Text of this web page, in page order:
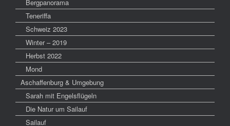
Bergpanorama
Teneriffa
Schweiz 2023
Winter – 2019
Herbst 2022
Mond
Aschaffenburg & Umgebung
Sarah mit Engelsflügeln
Die Natur um Sailauf
Sailauf